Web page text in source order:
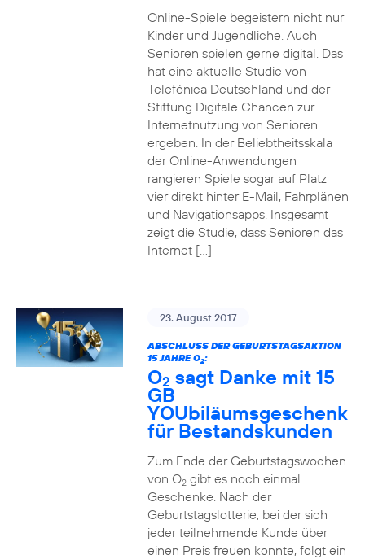
Online-Spiele begeistern nicht nur
Kinder und Jugendliche. Auch
Senioren spielen gerne digital. Das
hat eine aktuelle Studie von
Telefónica Deutschland und der
Stiftung Digitale Chancen zur
Internetnutzung von Senioren
ergeben. In der Beliebtheitsskala
der Online-Anwendungen
rangieren Spiele sogar auf Platz
vier direkt hinter E-Mail, Fahrplänen
und Navigationsapps. Insgesamt
zeigt die Studie, dass Senioren das
Internet […]
23. August 2017
ABSCHLUSS DER GEBURTSTAGSAKTION
15 JAHRE O2:
O2 sagt Danke mit 15
GB
YOUbiläumsgeschenk
für Bestandskunden
Zum Ende der Geburtstagswochen
von O2gibt es noch einmal
Geschenke. Nach der
Geburtstagslotterie, bei der sich
jeder teilnehmende Kunde über
einen Preis freuen konnte, folgt ein